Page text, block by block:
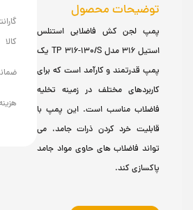
توضیحات محصول
پمپ لجن کش فاضلابی استنلس
استیل 316 مدل TP 316-130/S یک
پمپ قدرتمند و کارآمد است که برای
کاربردهای مختلف در زمینه تخلیه
فاضلاب مناسب است. این پمپ با
قابلیت خرد کردن ذرات جامد، می
تواند فاضلاب های حاوی مواد جامد
پاکسازی کند.
کالا